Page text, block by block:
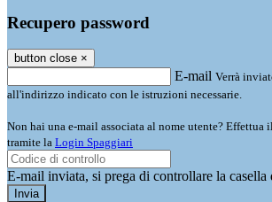
Recupero password
button close ×
E-mail Verrà
all'indirizzo indicato con le istruzioni necessarie.
Non hai una e-mail associata al nome utente? Effettua
tramite la Login Spaggiari
E-mail inviata, si prega di controllare la casella